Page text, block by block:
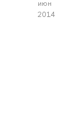
июн
2014